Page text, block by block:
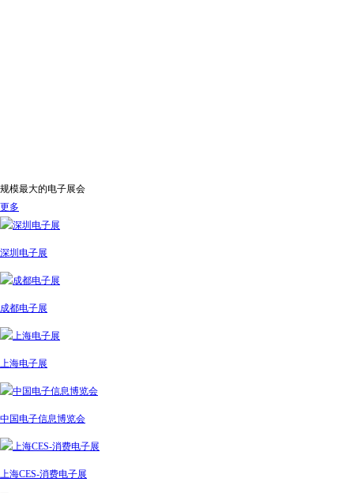
规模最大的电子展会
更多
深圳电子展
成都电子展
上海电子展
中国电子信息博览会
上海CES-消费电子展